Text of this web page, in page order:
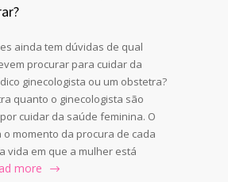
ainda tem dúvidas de qual
procurar para cuidar da
ginecologista ou um obstetra?
quanto o ginecologista são
cuidar da saúde feminina. O
momento da procura de cada
vida em que a mulher está
more